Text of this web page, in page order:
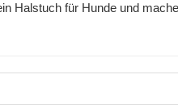
Halstuch für Hunde und